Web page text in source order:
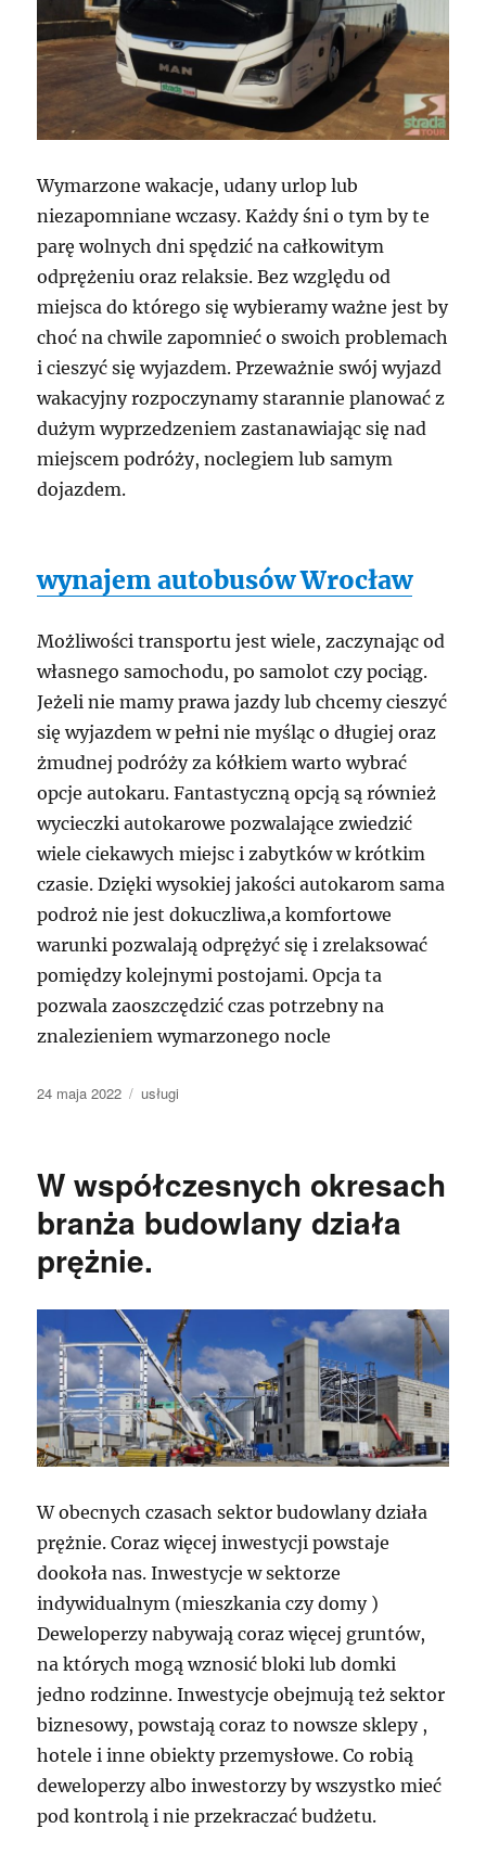
Wymarzone wakacje, udany urlop lub
niezapomniane wczasy. Każdy śni o tym by te
parę wolnych dni spędzić na całkowitym
odprężeniu oraz relaksie. Bez względu od
miejsca do którego się wybieramy ważne jest by
choć na chwile zapomnieć o swoich problemach
i cieszyć się wyjazdem. Przeważnie swój wyjazd
wakacyjny rozpoczynamy starannie planować z
dużym wyprzedzeniem zastanawiając się nad
miejscem podróży, noclegiem lub samym
dojazdem.
wynajem autobusów Wrocław
Możliwości transportu jest wiele, zaczynając od
własnego samochodu, po samolot czy pociąg.
Jeżeli nie mamy prawa jazdy lub chcemy cieszyć
się wyjazdem w pełni nie myśląc o długiej oraz
żmudnej podróży za kółkiem warto wybrać
opcje autokaru. Fantastyczną opcją są również
wycieczki autokarowe pozwalające zwiedzić
wiele ciekawych miejsc i zabytków w krótkim
czasie. Dzięki wysokiej jakości autokarom sama
podroż nie jest dokuczliwa,a komfortowe
warunki pozwalają odprężyć się i zrelaksować
pomiędzy kolejnymi postojami. Opcja ta
pozwala zaoszczędzić czas potrzebny na
znalezieniem wymarzonego nocle
Data
24 maja 2022 Kategorie
usługi
W współczesnych okresach
branża budowlany działa
prężnie.
W obecnych czasach sektor budowlany działa
prężnie. Coraz więcej inwestycji powstaje
dookoła nas. Inwestycje w sektorze
indywidualnym (mieszkania czy domy )
Deweloperzy nabywają coraz więcej gruntów,
na których mogą wznosić bloki lub domki
jedno rodzinne. Inwestycje obejmują też sektor
biznesowy, powstają coraz to nowsze sklepy ,
hotele i inne obiekty przemysłowe. Co robią
deweloperzy albo inwestorzy by wszystko mieć
pod kontrolą i nie przekraczać budżetu.